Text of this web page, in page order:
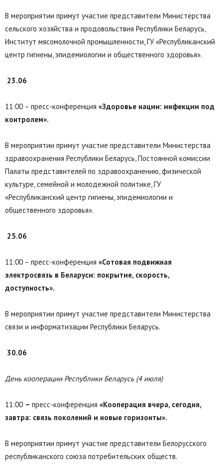
В мероприятии примут участие представители Министерства
сельского хозяйства и продовольствия Республики Беларусь,
Институт мясомолочной промышленности, ГУ «Республиканский
центр гигиены, эпидемиологии и общественного здоровья».
23.06
11:00 – пресс-конференция «Здоровье нации: инфекции под
контролем».
В мероприятии примут участие представители Министерства
здравоохранения Республики Беларусь, Постоянной комиссии
Палаты представителей по здравоохранению, физической
культуре, семейной и молодежной политике, ГУ
«Республиканский центр гигиены, эпидемиологии и
общественного здоровья».
25.06
11:00 – пресс-конференция «Сотовая подвижная
электросвязь в Беларуси: покрытие, скорость,
доступность».
В мероприятии примут участие представители Министерства
связи и информатизации Республики Беларусь.
30.06
День кооперации Республики Беларусь (4 июля)
11:00 – пресс-конференция «Кооперация вчера, сегодня,
завтра: связь поколений и новые горизонты».
В мероприятии примут участие представители Белорусского
республиканского союза потребительских обществ.